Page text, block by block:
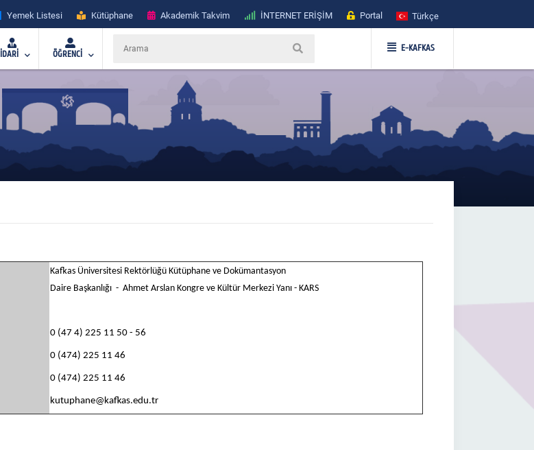
Yemek Listesi Kütüphane Akademik Takvim İNTERNET ERİŞİM Portal Türkçe
İDARİ ÖĞRENCİ
E-KAFKAS
Kafkas Üniversitesi Rektörlüğü Kütüphane ve Dokümantasyon
Daire Başkanlığı - Ahmet Arslan Kongre ve Kültür Merkezi Yanı - KARS
0 (47 4) 225 11 50 - 56
0 (474) 225 11 46
0 (474) 225 11 46
kutuphane@kafkas.edu.tr